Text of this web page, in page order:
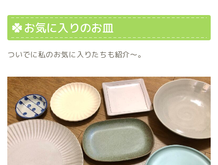
お気に入りのお皿
ついでに私のお気に入りたちも紹介〜。